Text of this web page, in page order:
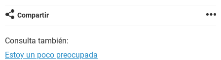
Compartir
Consulta también:
Estoy un poco preocupada